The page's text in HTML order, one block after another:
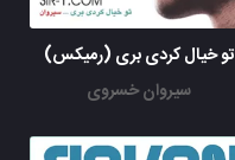
تو خیال کردی بری (رمیکس)
سیروان خسروی